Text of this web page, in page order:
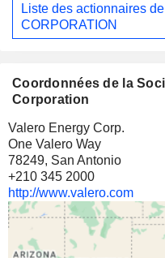
Liste des actionnaires
CORPORATION
Coordonnées de la
Corporation
Valero Energy Corp.
One Valero Way
78249, San Antonio
+210 345 2000
http://www.valero.com